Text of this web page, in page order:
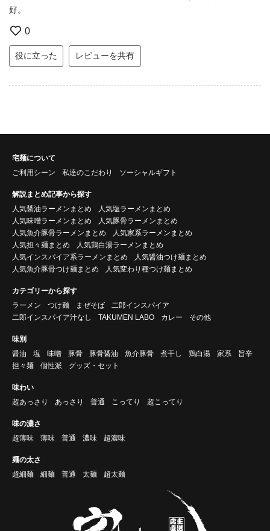
好。
0
役に立った レビューを共有
宅麺について
ご利用シーン
私達のこだわり ソーシャルギフト
解説まとめ記事から探す
人気醤油ラーメンまとめ
人気塩ラーメンまとめ
人気味噌ラーメンまとめ
人気豚骨ラーメンまとめ
人気魚介豚骨ラーメンまとめ
人気家系ラーメンまとめ
人気担々麺まとめ
人気鶏白湯ラーメンまとめ
人気インスパイア系ラーメンまとめ
人気醤油つけ麺まとめ
人気魚介豚骨つけ麺まとめ
人気変わり種つけ麺まとめ
カテゴリーから探す
ラーメン
つけ麺 まぜそば
二郎インスパイア
二郎インスパイア汁なし
TAKUMEN LABO カレー その他
味別
醤油
塩 味噌 豚骨 豚骨醤油 魚介豚骨 煮干し 鶏白湯 家系
旨辛
担々麺
個性派 グッズ・セット
味わい
超あっさり
あっさり 普通 こってり 超こってり
味の濃さ
超薄味
薄味 普通 濃味 超濃味
麺の太さ
超細麺
細麺 普通 太麺 超太麺